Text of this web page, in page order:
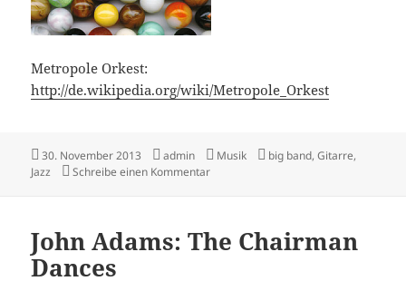
Metropole Orkest:
http://de.wikipedia.org/wiki/Metropole_Orkest
Veröffentlicht
am
30. November 2013 Autor
admin Kategorien
Musik Schlagwörter
big band,Gitarre,
Jazz
Schreibe einen Kommentarzu John Scofield & Metropole
John Adams: The Chairman
Dances